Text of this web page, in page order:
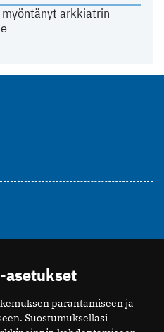
arkkiatrin
asetukset
parantamiseen ja
Suostumuksellasi